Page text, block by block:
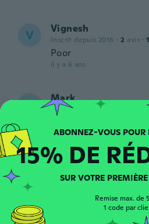
V Vignesh
Inscrit depuis 2016 · 2 avis · 1
Poor
il y a 6 ans
M Mark
Inscrit depuis 2018
alsof je kermit de
il y a 6 ans
J Juan
Excelente llego antes
15% DE
SUR VOTRE
Remise max. de
1 code par